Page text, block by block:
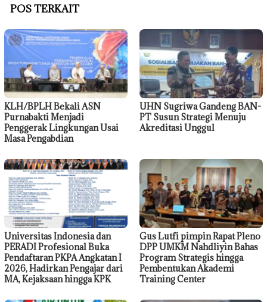
POS TERKAIT
KLH/BPLH Bekali ASN
Purnabakti Menjadi
Penggerak Lingkungan Usai
Masa Pengabdian
UHN Sugriwa Gandeng BAN-
PT Susun Strategi Menuju
Akreditasi Unggul
Universitas Indonesia dan
PERADI Profesional Buka
Pendaftaran PKPA Angkatan I
2026, Hadirkan Pengajar dari
MA, Kejaksaan hingga KPK
Gus Lutfi pimpin Rapat Pleno
DPP UMKM Nahdliyin Bahas
Program Strategis hingga
Pembentukan Akademi
Training Center